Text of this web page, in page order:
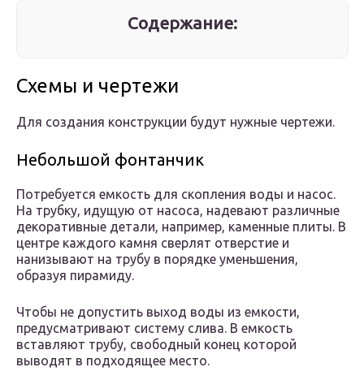
Содержание:
Схемы и чертежи
Для создания конструкции будут нужные чертежи.
Небольшой фонтанчик
Потребуется емкость для скопления воды и насос.
На трубку, идущую от насоса, надевают различные
декоративные детали, например, каменные плиты. В
центре каждого камня сверлят отверстие и
нанизывают на трубу в порядке уменьшения,
образуя пирамиду.
Чтобы не допустить выход воды из емкости,
предусматривают систему слива. В емкость
вставляют трубу, свободный конец которой
выводят в подходящее место.